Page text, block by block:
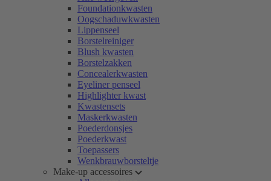
Foundationkwasten
Oogschaduwkwasten
Lippenseel
Borstelreiniger
Blush kwasten
Borstelzakken
Concealerkwasten
Eyeliner penseel
Highlighter kwast
Kwastensets
Maskerkwasten
Poederdonsjes
Poederkwast
Toepassers
Wenkbrauwborsteltje
Make-up accessoires